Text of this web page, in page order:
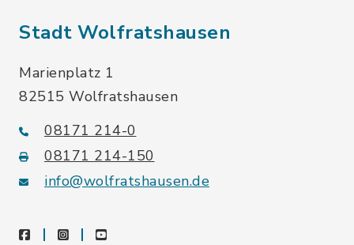
Stadt Wolfratshausen
Marienplatz 1
82515 Wolfratshausen
08171 214-0
08171 214-150
info@wolfratshausen.de
facebookinstagramyoutube